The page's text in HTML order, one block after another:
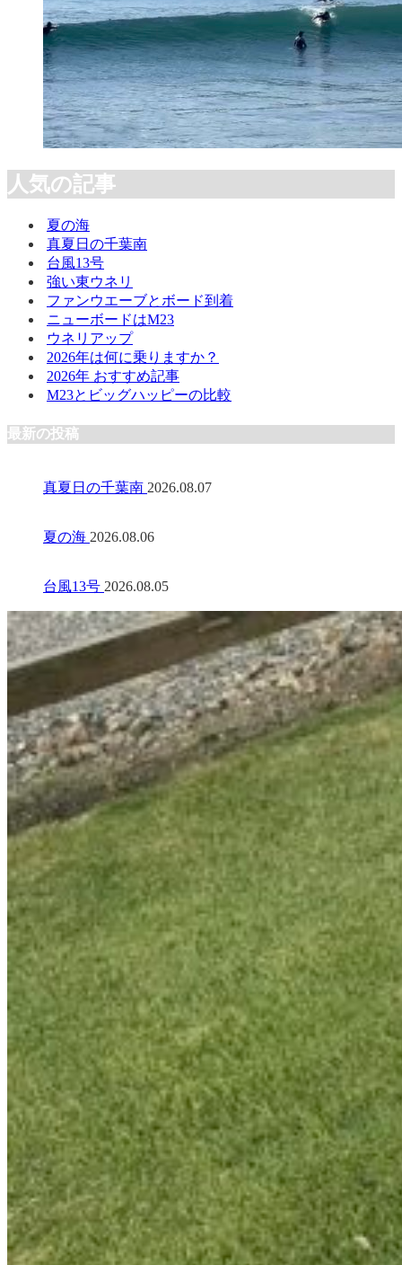
人気の記事
夏の海
真夏日の千葉南
台風13号
強い東ウネリ
ファンウエーブとボード到着
ニューボードはM23
ウネリアップ
2026年は何に乗りますか？
2026年 おすすめ記事
M23とビッグハッピーの比較
最新の投稿
真夏日の千葉南 2026.08.07
夏の海 2026.08.06
台風13号 2026.08.05